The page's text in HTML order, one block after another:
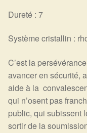
Dureté : 7
Système cristallin :
C’est la
avancer en sécurité,
aide à la
qui n’osent pas
public, qui subissent
sortir de la